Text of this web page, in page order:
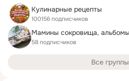
Кулинарные рецепты
100156 подписчиков
58 подписчиков
Все группы